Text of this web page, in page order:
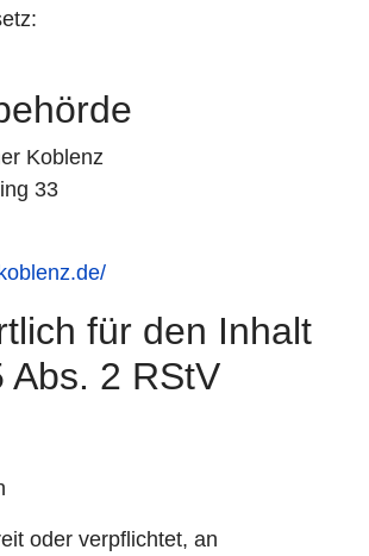
Koblenz
33
für den Inhalt
Abs. 2 RStV
oder verpflichtet, an